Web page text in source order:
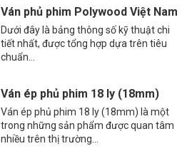
Ván phủ phim Polywood Việt Nam
Dưới đây là bảng thông số kỹ thuật chi
tiết nhất, được tổng hợp dựa trên tiêu
chuẩn...
Ván ép phủ phim 18 ly (18mm)
Ván ép phủ phim 18 ly (18mm) là một
trong những sản phẩm được quan tâm
nhiều trên thị trường...